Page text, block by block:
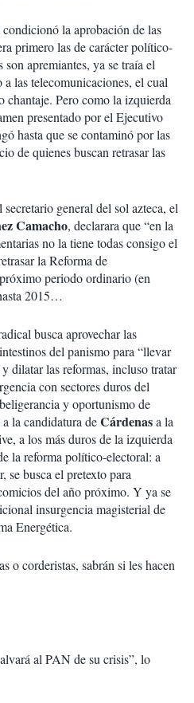
la aprobación de las
primero las de carácter político-
apremiantes, ya se traía el
las telecomunicaciones, el cual
chantaje. Pero como la izquierda
presentado por el Ejecutivo
hasta que se contaminó por las
de quienes buscan retrasar las
general del sol azteca, el
Camacho, declarara que “en la
no la tiene todas consigo el
la Reforma de
periodo ordinario (en
2015…
busca aprovechar las
del panismo para “llevar
dilatar las reformas, incluso tratar
con sectores duros del
y oportunismo de
la candidatura deCárdenasa la
a los más duros de la izquierda
la reforma político-electoral: a
se busca el pretexto para
del año próximo. Y ya se
insurgencia magisterial de
Energética.
o corderistas, sabrán si les hacen
al PAN de su crisis”, lo